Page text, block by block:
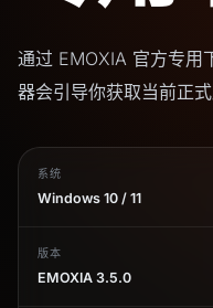
通过 EMOXIA 官方专用
器会引导你获取当前正
系统
Windows 10 / 11
版本
EMOXIA 3.5.0